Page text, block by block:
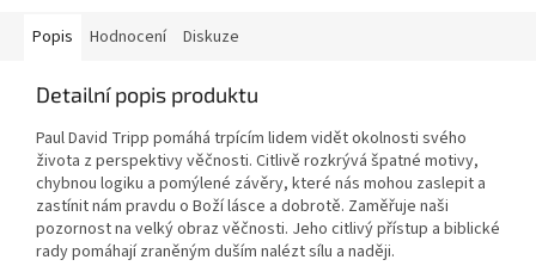
Popis Hodnocení Diskuze
Detailní popis produktu
Paul David Tripp pomáhá trpícím lidem vidět okolnosti svého
života z perspektivy věčnosti. Citlivě rozkrývá špatné motivy,
chybnou logiku a pomýlené závěry, které nás mohou zaslepit a
zastínit nám pravdu o Boží lásce a dobrotě. Zaměřuje naši
pozornost na velký obraz věčnosti. Jeho citlivý přístup a biblické
rady pomáhají zraněným duším nalézt sílu a naději.